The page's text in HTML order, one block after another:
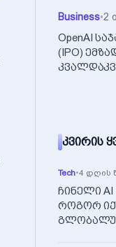
Business•2
OpenAI
(IPO)
ᲙᲕᲘᲠᲘᲡ
Tech•4 დღის
ჩინელი AI
როგორ